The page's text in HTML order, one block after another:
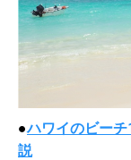
●ハワイのビー
説